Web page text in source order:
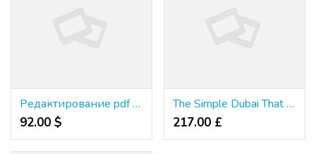
Редактирование pdf файлов
92.00 $
The Simple Dubai That Wins Customers
217.00 £